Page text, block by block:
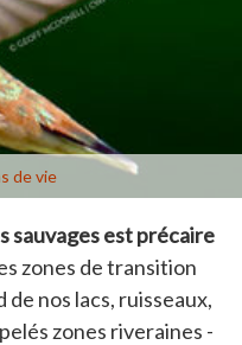
de vie
sauvages est précaire
zones de transition
nos lacs, ruisseaux,
zones riveraines -